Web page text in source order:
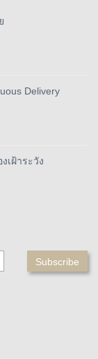
Delivery
เฝ้าระวัง